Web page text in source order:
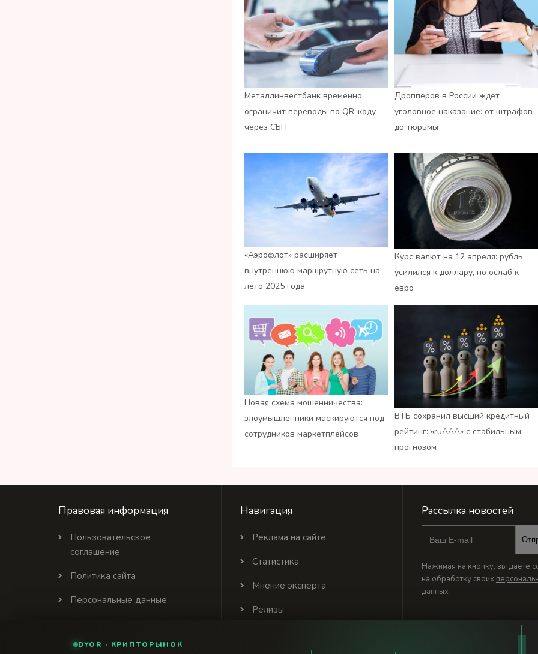
Металлинвестбанк временно
ограничит переводы по QR-коду
через СБП
Дропперов в России ждет
уголовное наказание: от штрафов
до тюрьмы
«Аэрофлот» расширяет
внутреннюю маршрутную сеть на
лето 2025 года
Курс валют на 12 апреля: рубль
усилился к доллару, но ослаб к
евро
Новая схема мошенничества:
злоумышленники маскируются под
сотрудников маркетплейсов
ВТБ сохранил высший кредитный
рейтинг: «ruАAA» с стабильным
прогнозом
Правовая информация
Пользовательское
соглашение
Политика сайта
Персональные данные
Партнеры
Навигация
Реклама на сайте
Статистика
Мнение эксперта
Релизы
Рассылка новостей
Нажимая на кнопку, вы даете
на обработку своих
данных
DYOR · КРИПТОРЫНОК